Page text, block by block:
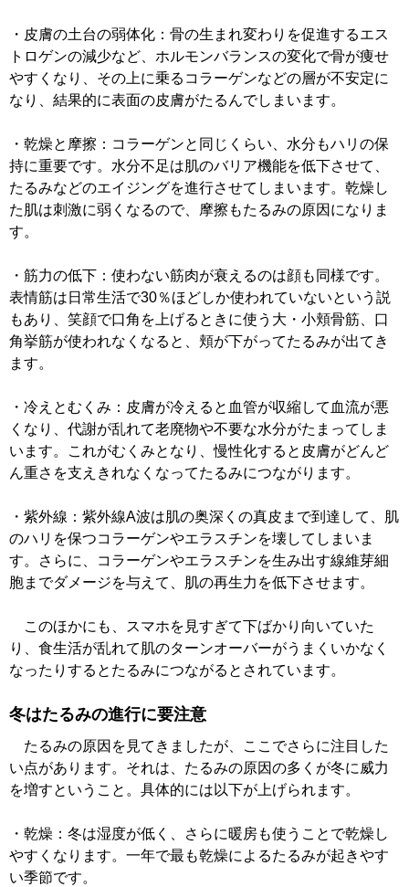
・皮膚の土台の弱体化：骨の生まれ変わりを促進するエス
トロゲンの減少など、ホルモンバランスの変化で骨が痩せ
やすくなり、その上に乗るコラーゲンなどの層が不安定に
なり、結果的に表面の皮膚がたるんでしまいます。
・乾燥と摩擦：コラーゲンと同じくらい、水分もハリの保
持に重要です。水分不足は肌のバリア機能を低下させて、
たるみなどのエイジングを進行させてしまいます。乾燥し
た肌は刺激に弱くなるので、摩擦もたるみの原因になりま
す。
・筋力の低下：使わない筋肉が衰えるのは顔も同様です。
表情筋は日常生活で30％ほどしか使われていないという説
もあり、笑顔で口角を上げるときに使う大・小頬骨筋、口
角挙筋が使われなくなると、頬が下がってたるみが出てき
ます。
・冷えとむくみ：皮膚が冷えると血管が収縮して血流が悪
くなり、代謝が乱れて老廃物や不要な水分がたまってしま
います。これがむくみとなり、慢性化すると皮膚がどんど
ん重さを支えきれなくなってたるみにつながります。
・紫外線：紫外線A波は肌の奥深くの真皮まで到達して、肌
のハリを保つコラーゲンやエラスチンを壊してしまいま
す。さらに、コラーゲンやエラスチンを生み出す線維芽細
胞までダメージを与えて、肌の再生力を低下させます。
このほかにも、スマホを見すぎて下ばかり向いていた
り、食生活が乱れて肌のターンオーバーがうまくいかなく
なったりするとたるみにつながるとされています。
冬はたるみの進行に要注意
たるみの原因を見てきましたが、ここでさらに注目した
い点があります。それは、たるみの原因の多くが冬に威力
を増すということ。具体的には以下が上げられます。
・乾燥：冬は湿度が低く、さらに暖房も使うことで乾燥し
やすくなります。一年で最も乾燥によるたるみが起きやす
い季節です。